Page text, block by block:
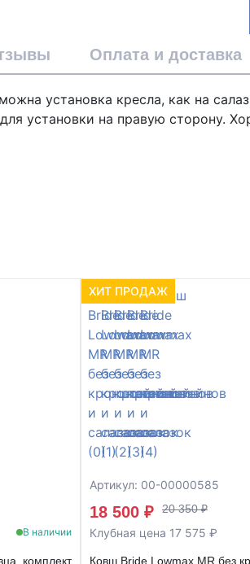
Оплата и доставка
установка кресла, как на
установки на правую сторону.
В наличии
комплект
ХИТ ПРОДАЖ
Артикул: 00-00000585
18 500 ₽ 20 350 ₽
Клубная цена 17 575 ₽
Ковш Bride Lowmax MR без